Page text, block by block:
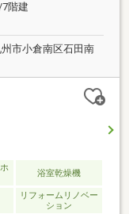
階建
市小倉南区石田南
浴室乾燥機
リフォームリノベー
ション